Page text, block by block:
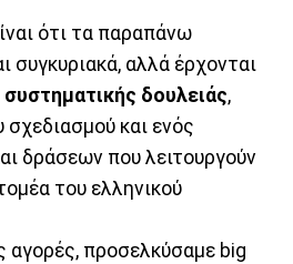
ότι τα παραπάνω
συγκυριακά, αλλά έρχονται
συστηματικής δουλειάς,
και ενός
δράσεων που λειτουργούν
του ελληνικού
αγορές, προσελκύσαμε big